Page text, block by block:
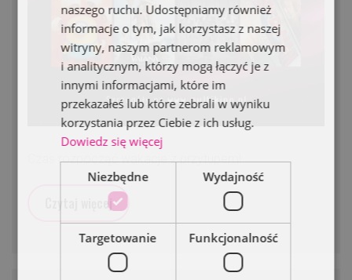
Czas rozpocząć wakacje z przytupem!
Czytaj więcej
naszego ruchu. Udostępniamy również
informacje o tym, jak korzystasz z naszej
witryny, naszym partnerom reklamowym
i analitycznym, którzy mogą łączyć je z
innymi informacjami, które im
przekazałeś lub które zebrali w wyniku
korzystania przez Ciebie z ich usług.
Dowiedz się więcej
Niezbędne Wydajność
Targetowanie Funkcjonalność